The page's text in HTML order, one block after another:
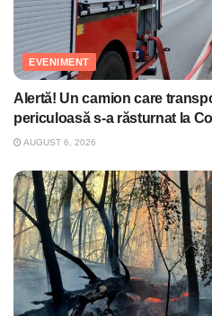
EVENIMENT
Alertă! Un camion care
periculoasă s-a răsturnat la
AUGUST 6, 2026